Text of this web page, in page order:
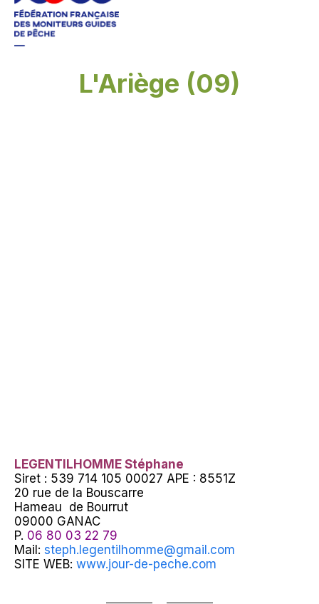
L'Ariège (09)
LEGENTILHOMME Stéphane
Siret : 539 714 105 00027 APE : 8551Z
20 rue de la Bouscarre
Hameau de Bourrut
09000 GANAC
P. 06 80 03 22 79
Mail: steph.legentilhomme@gmail.com
SITE WEB: www.jour-de-peche.com